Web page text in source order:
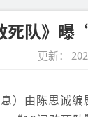
死队》
更新：
息）由陈思诚